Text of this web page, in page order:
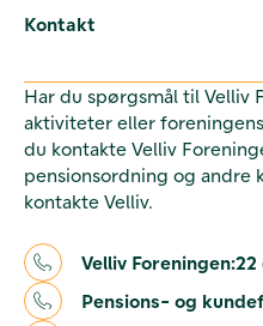
Kontakt
Har du spørgsmål til Velliv
aktiviteter eller
du kontakte Velliv
pensionsordning og andre
kontakte Velliv.
Velliv Foreningen:22
Pensions- og